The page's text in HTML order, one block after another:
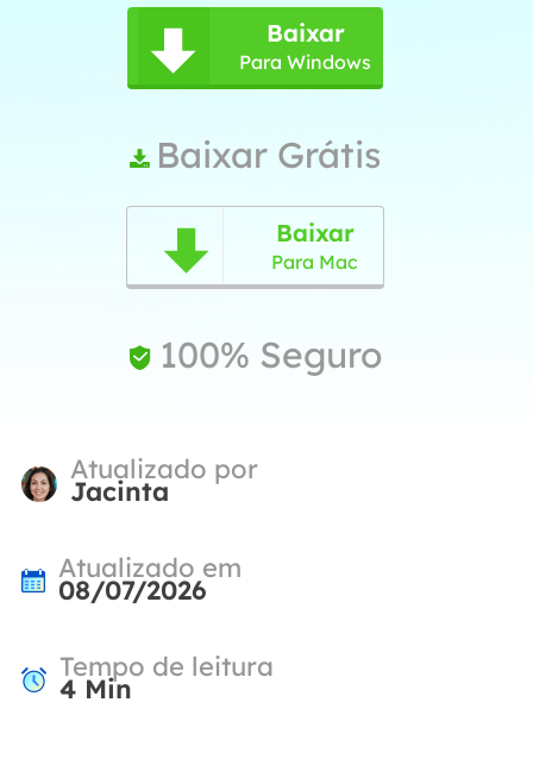
 Baixar
Para Windows
 Baixar Grátis
 Baixar
Para Mac
 100% Seguro
Atualizado por
Jacinta
Atualizado em
08/07/2026
Tempo de leitura
4Min